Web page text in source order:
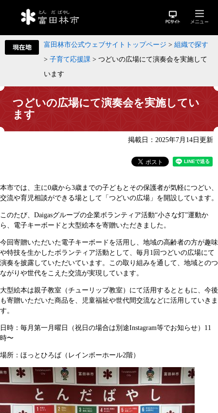
富田林市公式ウェブサイトトップページ > 組織で探す
> 子育て応援課 > つどいの広場にて演奏会を実施して
います
つどいの広場にて演奏会を実施してい
ます
掲載日：2025年7月14日更新
本市では、主に0歳から3歳までの子どもとその保護者が気軽につどい、
交流や育児相談ができる場として「つどいの広場」を開設しています。
このたび、Daigasグループの企業ボランティア活動“小さな灯”運動か
ら、電子キーボードと大型絵本を寄贈いただきました。
今回寄贈いただいた電子キーボードを活用し、地域の高齢者の方が趣味
や特技を生かしたボランティア活動として、毎月1回つどいの広場にて
演奏を披露していただいています。この取り組みを通して、地域とのつ
ながりや世代をこえた交流が実現しています。
大型絵本は親子教室（チューリップ教室）にて活用するとともに、今後
も寄贈いただいた商品を、児童福祉や世代間交流などに活用していきま
す。
日時：毎月第一月曜日（祝日の場合は別途Instagram等でお知らせ）11
時〜
場所：ほっとひろば（レインボーホール2階）